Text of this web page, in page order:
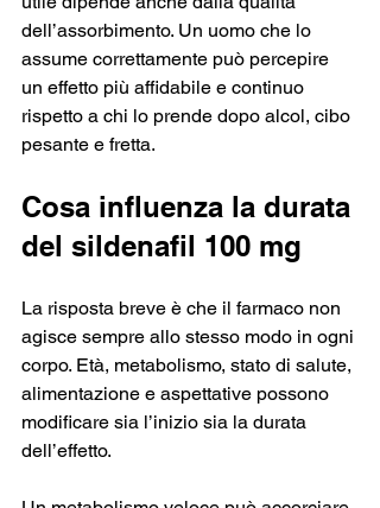
dell’assorbimento. Un uomo che lo
assume correttamente può percepire
un effetto più affidabile e continuo
rispetto a chi lo prende dopo alcol, cibo
pesante e fretta.
Cosa influenza la durata
del sildenafil 100 mg
La risposta breve è che il farmaco non
agisce sempre allo stesso modo in ogni
corpo. Età, metabolismo, stato di salute,
alimentazione e aspettative possono
modificare sia l’inizio sia la durata
dell’effetto.